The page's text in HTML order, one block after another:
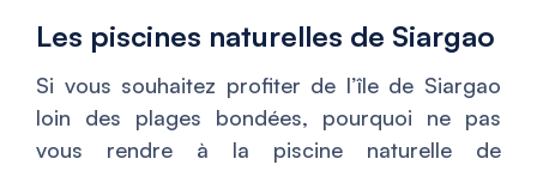
Les piscines naturelles de Siargao
Si vous souhaitez profiter de l’île de Siargao
loin des plages bondées, pourquoi ne pas
vous rendre à la piscine naturelle de